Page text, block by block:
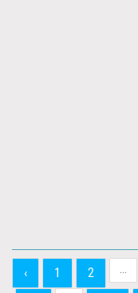
‹ 1 2 ...